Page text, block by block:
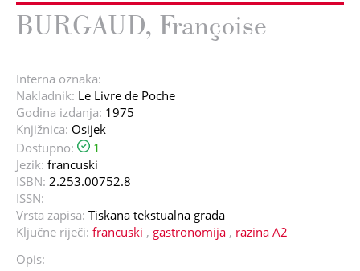
BURGAUD, Françoise
Interna oznaka:
Nakladnik: Le Livre de Poche
Godina izdanja: 1975
Knjižnica: Osijek
Dostupno:
1
Jezik: francuski
ISBN: 2.253.00752.8
ISSN:
Vrsta zapisa: Tiskana tekstualna građa
Ključne riječi: francuski , gastronomija , razina A2
Opis: